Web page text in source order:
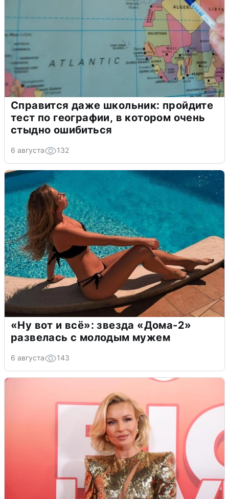
Справится даже школьник: пройдите
тест по географии, в котором очень
стыдно ошибиться
6 августа 132
«Ну вот и всё»: звезда «Дома-2»
развелась с молодым мужем
6 августа 143